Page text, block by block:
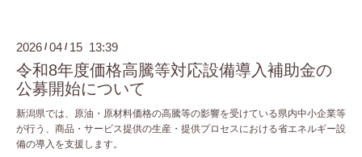
2026 /04 / 15 13:39
令和8年度価格高騰等対応設備導入補助金の
公募開始について
新潟県では、原油・原材料価格の高騰等の影響を受けている県内中小企業等
が行う、商品・サービス提供の生産・提供プロセスにおける省エネルギー設
備の導入を支援します。